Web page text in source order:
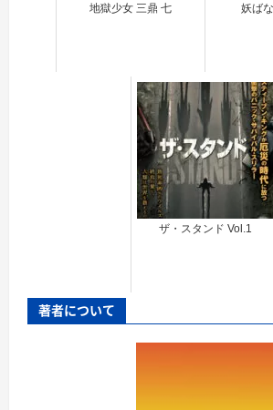
地獄少女 三鼎 七 妖ば
ザ・スタンド Vol.1
著者について